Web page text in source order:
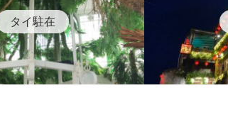
タイ駐在